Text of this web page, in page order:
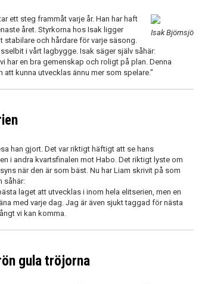
Isak Björnsjö
ett steg frammåt varje år. Han har haft
året. Styrkorna hos Isak ligger
och hårdare för varje säsong.
i vårt lagbygge. Isak säger själv såhär:
har en bra gemenskap och roligt på plan. Denna
kunna utvecklas ännu mer som spelare."
han gjort. Det var riktigt häftigt att se hans
i andra kvartsfinalen mot Habo. Det riktigt lyste om
när den är som bäst. Nu har Liam skrivit på som
såhär:
laget att utvecklas i inom hela elitserien, men en
med varje dag. Jag är även sjukt taggad för nästa
vi kan komma.
gula tröjorna